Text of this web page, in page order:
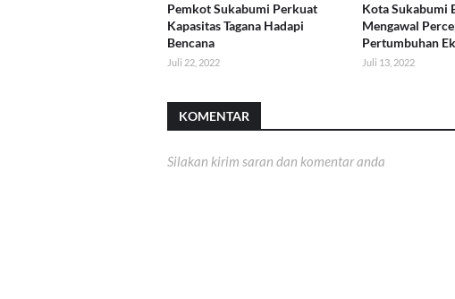
Pemkot Sukabumi Perkuat
Kapasitas Tagana Hadapi
Bencana
Juli 22, 2022
Kota Sukabumi
Mengawal
Pertumbuhan
Juli 13, 2022
KOMENTAR
Silakan kirim saran dan komentar anda